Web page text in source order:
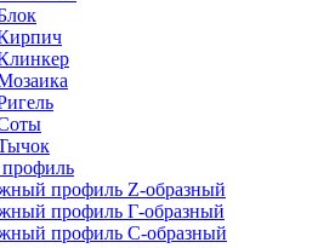
профиль Z-образный
профиль Г-образный
профиль С-образный